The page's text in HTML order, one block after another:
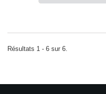
Résultats 1 - 6 sur 6.